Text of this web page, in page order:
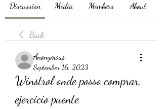
Discussion Media Members About
Back
Anonymous
September 16, 2023
Winstrol onde posso comprar,
ejercicio puente